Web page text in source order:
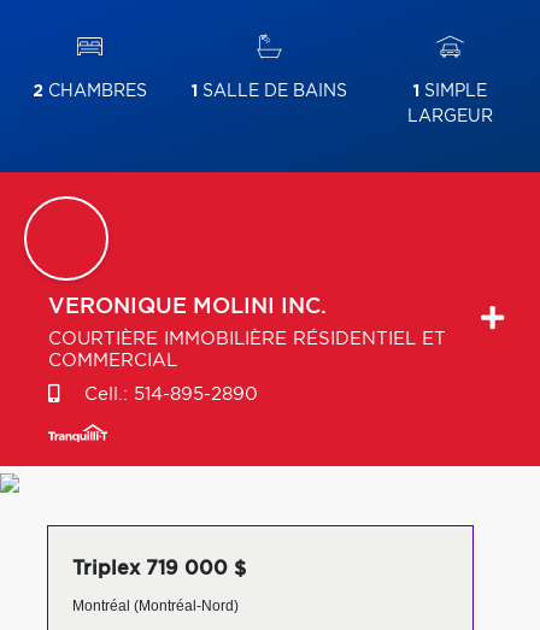
2 CHAMBRES 1 SALLE DE BAINS 1 SIMPLE
LARGEUR
VERONIQUE MOLINI INC.
COURTIÈRE IMMOBILIÈRE RÉSIDENTIEL ET
COMMERCIAL
Cell.: 514-895-2890
Triplex 719 000 $
Montréal (Montréal-Nord)